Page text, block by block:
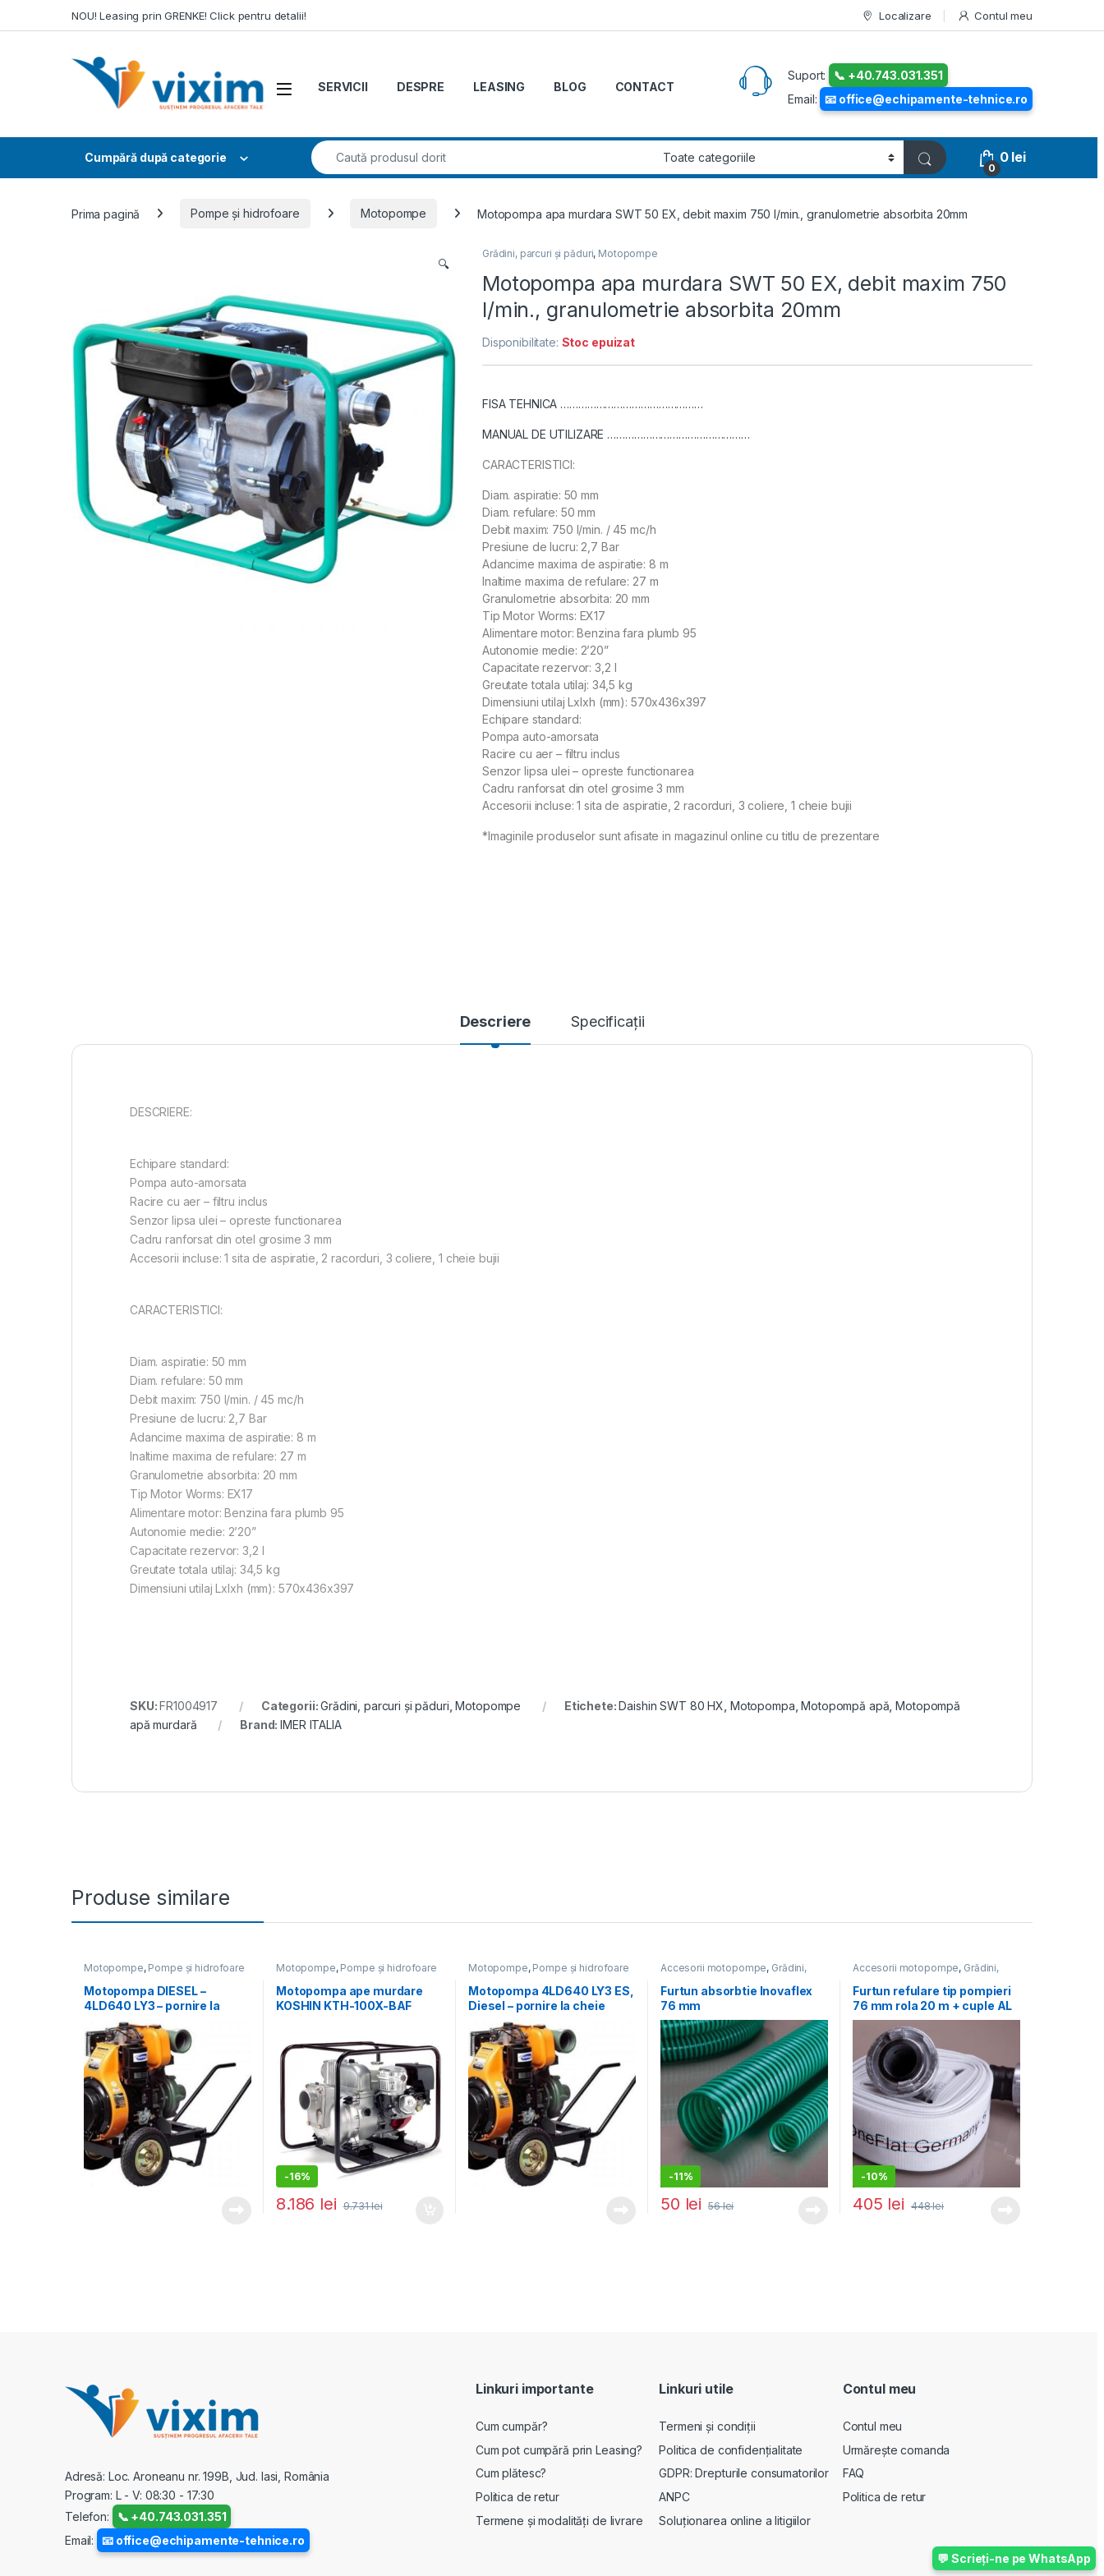
NOU! Leasing prin GRENKE! Click pentru detalii! Localizare Contul meu
SERVICII DESPRE LEASING BLOG CONTACT
Suport:
📞 +40.743.031.351
Email:
📧 office@echipamente-tehnice.ro
Cumpără după categorie
Search for:
0
0 lei
Prima pagină Pompe și hidrofoare Motopompe Motopompa apa murdara SWT 50 EX, debit maxim 750 l/min., granulometrie absorbita 20mm
🔍
Grădini, parcuri și păduri, Motopompe
Motopompa apa murdara SWT 50 EX, debit maxim 750
l/min., granulometrie absorbita 20mm
Disponibilitate: Stoc epuizat
FISA TEHNICA …………………………………………
MANUAL DE UTILIZARE …………………………………………
CARACTERISTICI:
Diam. aspiratie: 50 mm
Diam. refulare: 50 mm
Debit maxim: 750 l/min. / 45 mc/h
Presiune de lucru: 2,7 Bar
Adancime maxima de aspiratie: 8 m
Inaltime maxima de refulare: 27 m
Granulometrie absorbita: 20 mm
Tip Motor Worms: EX17
Alimentare motor: Benzina fara plumb 95
Autonomie medie: 2’20”
Capacitate rezervor: 3,2 l
Greutate totala utilaj: 34,5 kg
Dimensiuni utilaj Lxlxh (mm): 570x436x397
Echipare standard:
Pompa auto-amorsata
Racire cu aer – filtru inclus
Senzor lipsa ulei – opreste functionarea
Cadru ranforsat din otel grosime 3 mm
Accesorii incluse: 1 sita de aspiratie, 2 racorduri, 3 coliere, 1 cheie bujii
*Imaginile produselor sunt afisate in magazinul online cu titlu de prezentare
Descriere Specificații
DESCRIERE:
Echipare standard:
Pompa auto-amorsata
Racire cu aer – filtru inclus
Senzor lipsa ulei – opreste functionarea
Cadru ranforsat din otel grosime 3 mm
Accesorii incluse: 1 sita de aspiratie, 2 racorduri, 3 coliere, 1 cheie bujii
CARACTERISTICI:
Diam. aspiratie: 50 mm
Diam. refulare: 50 mm
Debit maxim: 750 l/min. / 45 mc/h
Presiune de lucru: 2,7 Bar
Adancime maxima de aspiratie: 8 m
Inaltime maxima de refulare: 27 m
Granulometrie absorbita: 20 mm
Tip Motor Worms: EX17
Alimentare motor: Benzina fara plumb 95
Autonomie medie: 2’20”
Capacitate rezervor: 3,2 l
Greutate totala utilaj: 34,5 kg
Dimensiuni utilaj Lxlxh (mm): 570x436x397
SKU:FR1004917 Categorii:Grădini, parcuri și păduri ,Motopompe Etichete:Daishin SWT 80 HX Motopompa ,Motopompă apă ,Motopompă
apă murdară
Brand:IMER ITALIA
Produse similare
Motopompe, Pompe și hidrofoare
Motopompa DIESEL –
4LD640 LY3 – pornire la
sfoara
Motopompe, Pompe și hidrofoare
Motopompa ape murdare
KOSHIN KTH-100X-BAF
-16%
8.186 lei 9.731lei
Motopompe, Pompe și hidrofoare
Motopompa 4LD640 LY3 ES,
Diesel – pornire la cheie
Accesorii motopompe, Grădini,
parcuri și păduri
Motopompe
Furtun absorbtie Inovaflex
76 mm
-11%
50 lei 56lei
Accesorii motopompe, Grădini,
parcuri și păduri
Motopompe
Furtun refulare tip pompieri
76 mm rola 20 m + cuple AL
tip storz
-10%
405 lei 448lei
Adresă: Loc. Aroneanu nr. 199B, Jud. Iasi, România
Program: L - V: 08:30 - 17:30
Telefon:
📞 +40.743.031.351
Email:
📧 office@echipamente-tehnice.ro
💬 Scrieți-ne pe WhatsApp
Linkuri importante
Cum cumpăr?
Cum pot cumpără prin Leasing?
Cum plătesc?
Politica de retur
Termene și modalități de livrare
Linkuri utile
Termeni și condiții
Politica de confidențialitate
GDPR: Drepturile consumatorilor
ANPC
Soluționarea online a litigiilor
Contul meu
Contul meu
Urmărește comanda
FAQ
Politica de retur